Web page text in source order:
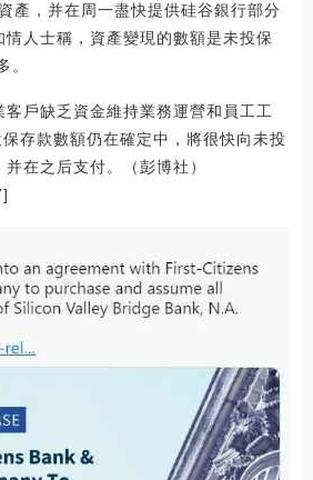
產，并在周一盡快提供硅谷銀行部分
人士稱，資產變現的數額是未投保
。
戶缺乏資金維持業務運營和員工工
存款數額仍在確定中，將很快向未投
在之后支付。（彭博社）